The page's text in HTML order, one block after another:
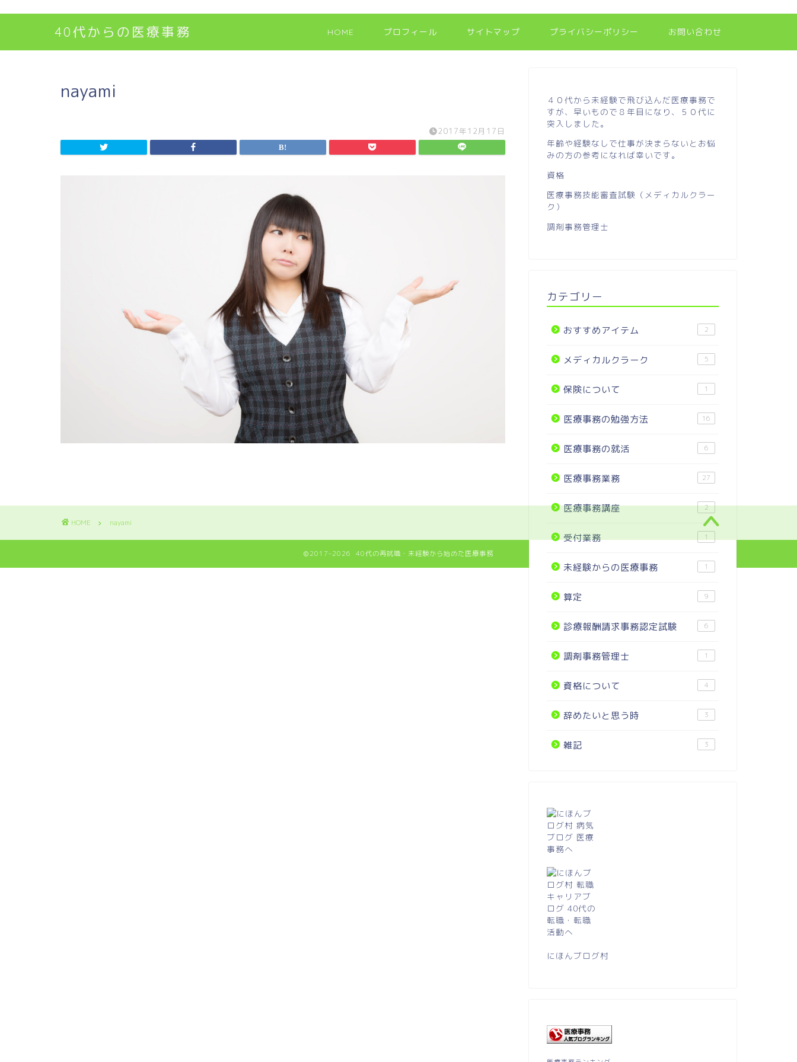
40代からの医療事務 HOME プロフィール サイトマップ プライバシーポリシー お問い合わせ
nayami
2017年12月17日
４０代から未経験で飛び込んだ医療事務で
すが、早いもので８年目になり、５０代に
突入しました。
年齢や経験なしで仕事が決まらないとお悩
みの方の参考になれば幸いです。
資格
医療事務技能審査試験（メディカルクラー
ク）
調剤事務管理士
カテゴリー
おすすめアイテム 2
メディカルクラーク 5
保険について 1
医療事務の勉強方法 16
医療事務の就活 6
医療事務業務 27
医療事務講座 2
受付業務 1
未経験からの医療事務 1
算定 9
診療報酬請求事務認定試験 6
調剤事務管理士 1
資格について 4
辞めたいと思う時 3
雑記 3
にほんブログ村
HOME nayami
2017–2026 40代の再就職・未経験から始めた医療事務